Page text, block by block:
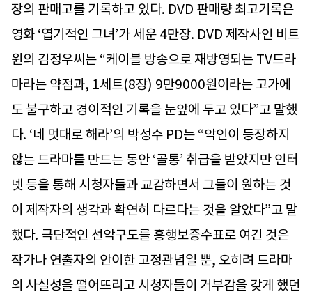
장의 판매고를 기록하고 있다. DVD 판매량 최고기록은
영화 ‘엽기적인 그녀’가 세운 4만장. DVD 제작사인 비트
윈의 김정우씨는 “케이블 방송으로 재방영되는 TV드라
마라는 약점과, 1세트(8장) 9만9000원이라는 고가에
도 불구하고 경이적인 기록을 눈앞에 두고 있다”고 말했
다. ‘네 멋대로 해라’의 박성수 PD는 “악인이 등장하지
않는 드라마를 만드는 동안 ‘골통’ 취급을 받았지만 인터
넷 등을 통해 시청자들과 교감하면서 그들이 원하는 것
이 제작자의 생각과 확연히 다르다는 것을 알았다”고 말
했다. 극단적인 선악구도를 흥행보증수표로 여긴 것은
작가나 연출자의 안이한 고정관념일 뿐, 오히려 드라마
의 사실성을 떨어뜨리고 시청자들이 거부감을 갖게 했던